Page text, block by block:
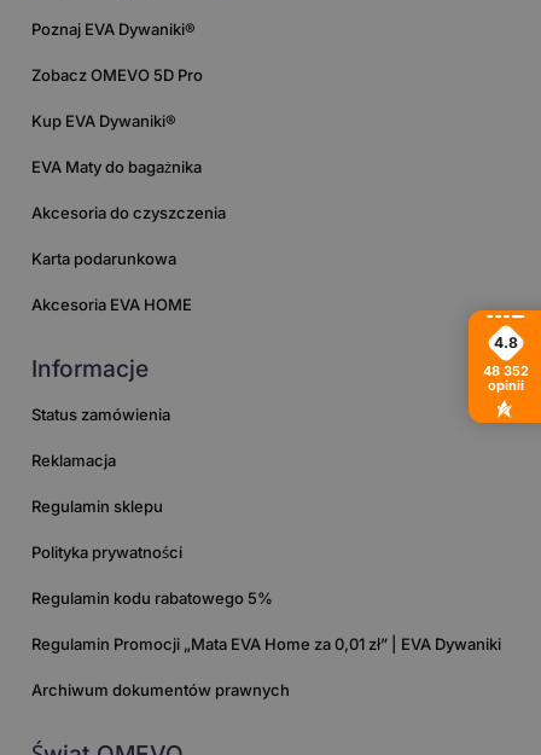
Poznaj EVA Dywaniki®
Zobacz OMEVO 5D Pro
Kup EVA Dywaniki®
EVA Maty do bagażnika
Akcesoria do czyszczenia
Karta podarunkowa
Akcesoria EVA HOME
Informacje
Status zamówienia
Reklamacja
Regulamin sklepu
Polityka prywatności
Regulamin kodu rabatowego 5%
Regulamin Promocji „Mata EVA Home za 0,01 zł” | EVA Dywaniki
Archiwum dokumentów prawnych
4.8
48 352
opinii